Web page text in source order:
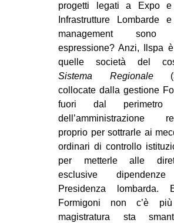
progetti legati a Expo
Infrastrutture Lombarde
management sono
espressione? Anzi, Ilspa
quelle società del
Sistema Regionale
collocate dalla gestione
fuori dal perimetro
dell’amministrazione
proprio per sottrarle ai
ordinari di controllo
per metterle alle
esclusive
Presidenza lombarda.
Formigoni non c’è
magistratura sta